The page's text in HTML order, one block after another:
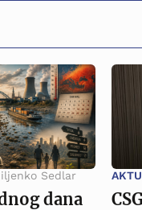
Sedlar
dana